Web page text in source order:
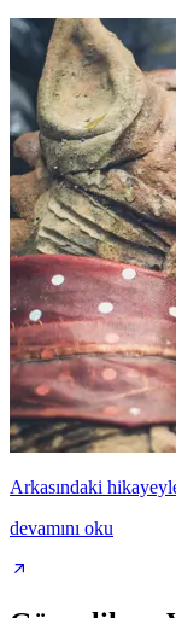
Arkasındaki
devamını oku